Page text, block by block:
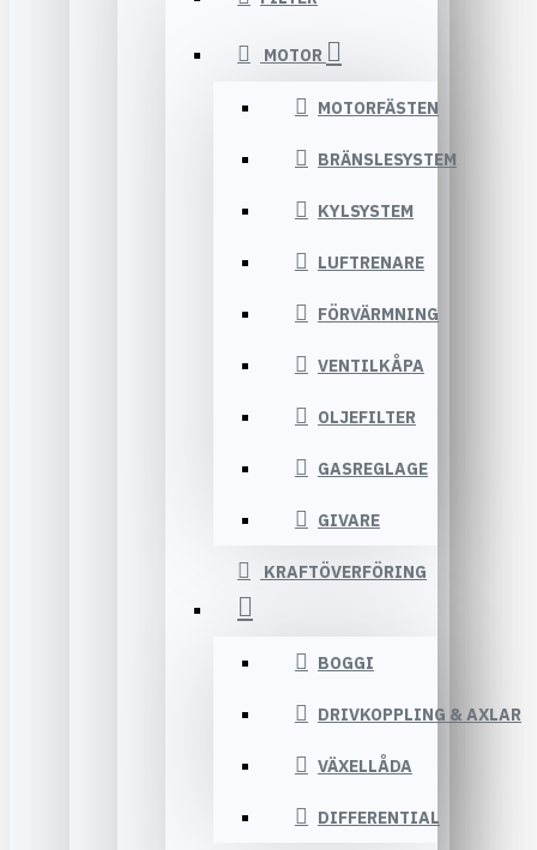
MOTOR
MOTORFÄSTEN
BRÄNSLESYSTEM
KYLSYSTEM
LUFTRENARE
FÖRVÄRMNING
VENTILKÅPA
OLJEFILTER
GASREGLAGE
GIVARE
KRAFTÖVERFÖRING
BOGGI
DRIVKOPPLING & AXLAR
VÄXELLÅDA
DIFFERENTIAL